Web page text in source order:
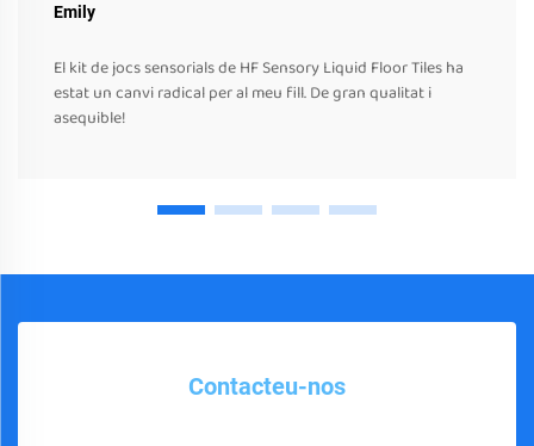
Emily
El kit de jocs sensorials de HF Sensory Liquid Floor Tiles ha
estat un canvi radical per al meu fill. De gran qualitat i
asequible!
Contacteu-nos